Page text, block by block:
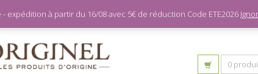
0
à partir du 16/08 avec 5€ de réduction Code ETE2026